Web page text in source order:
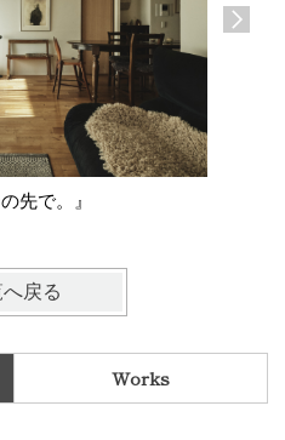
先で。』
戻る
Works